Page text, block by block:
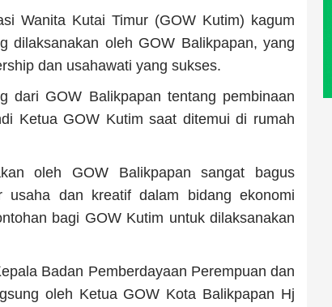
Wanita Kutai Timur (GOW Kutim) kagum
dilaksanakan oleh GOW Balikpapan, yang
dan usahawati yang sukses.
dari GOW Balikpapan tentang pembinaan
Ketua GOW Kutim saat ditemui di rumah
oleh GOW Balikpapan sangat bagus
usaha dan kreatif dalam bidang ekonomi
bagi GOW Kutim untuk dilaksanakan
Badan Pemberdayaan Perempuan dan
oleh Ketua GOW Kota Balikpapan Hj